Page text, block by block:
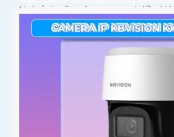
hình ảnh sắc nét trong mọi điều kiện